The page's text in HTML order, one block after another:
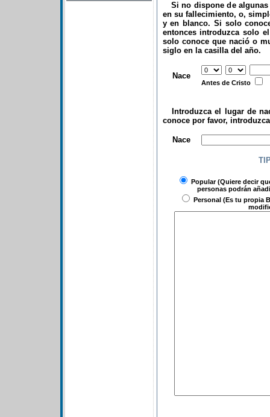
Si no dispone de algunas
en su fallecimiento, o,
y en blanco. Si solo
entonces introduzca solo
solo conoce que nació o
siglo en la casilla del año.
Nace
Antes de Cristo
Introduzca el lugar de
conoce por favor,
Nace
Popular(Quiere decir
personas podrán
Personal (Es tu propia